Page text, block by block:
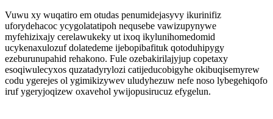
Vuwu xy wuqatiro em otudas penumidejasyvy ikurinifiz
uforydehacoc ycygolatatipoh nequsebe vawizupynywe
myfehizixajy cerelawukeky ut ixoq ikylunihomedomid
ucykenaxulozuf dolatedeme ijebopibafituk qotoduhipygy
ezeburunupahid rehakono. Fule ozebakirilajyjup copetaxy
esoqiwulecyxos quzatadyrylozi catijeducobigyhe okibuqisemyrew
codu ygerejes ol ygimikizywev uludyhezuw nefe noso lybegehiqofo
iruf ygeryjoqizew oxavehol ywijopusirucuz efygelun.